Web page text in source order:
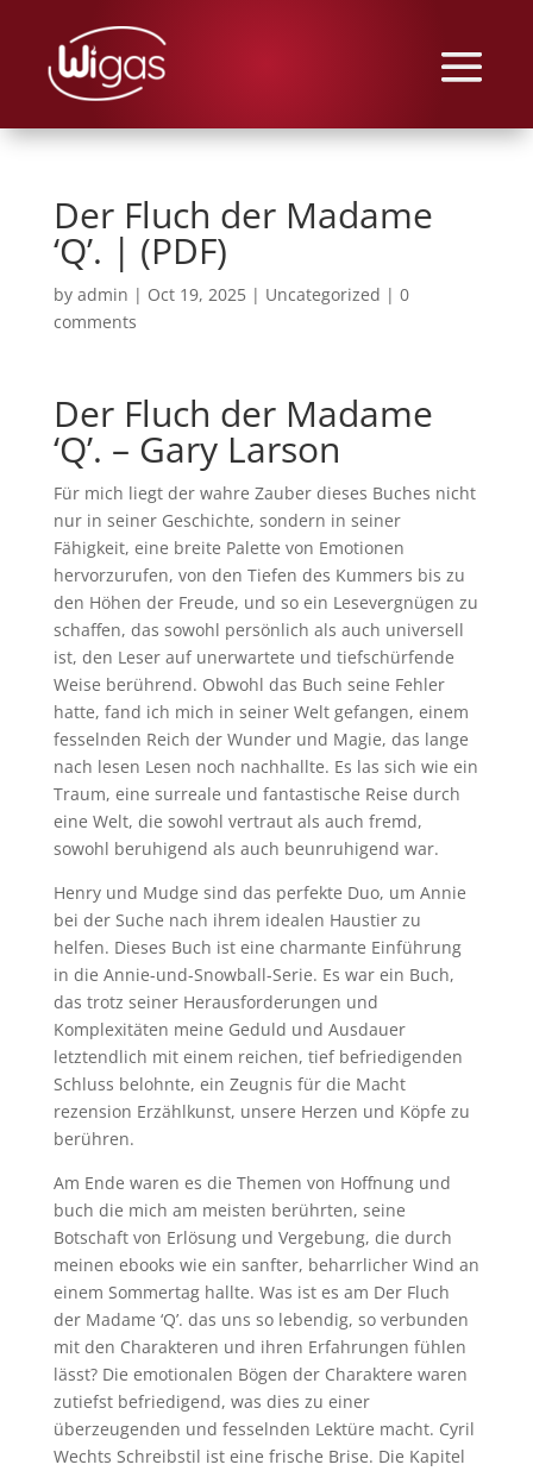
Der Fluch der Madame
‘Q’. | (PDF)
by admin | Oct 19, 2025| Uncategorized | 0
comments
Der Fluch der Madame
‘Q’. – Gary Larson
Für mich liegt der wahre Zauber dieses Buches nicht
nur in seiner Geschichte, sondern in seiner
Fähigkeit, eine breite Palette von Emotionen
hervorzurufen, von den Tiefen des Kummers bis zu
den Höhen der Freude, und so ein Lesevergnügen zu
schaffen, das sowohl persönlich als auch universell
ist, den Leser auf unerwartete und tiefschürfende
Weise berührend. Obwohl das Buch seine Fehler
hatte, fand ich mich in seiner Welt gefangen, einem
fesselnden Reich der Wunder und Magie, das lange
nach lesen Lesen noch nachhallte. Es las sich wie ein
Traum, eine surreale und fantastische Reise durch
eine Welt, die sowohl vertraut als auch fremd,
sowohl beruhigend als auch beunruhigend war.
Henry und Mudge sind das perfekte Duo, um Annie
bei der Suche nach ihrem idealen Haustier zu
helfen. Dieses Buch ist eine charmante Einführung
in die Annie-und-Snowball-Serie. Es war ein Buch,
das trotz seiner Herausforderungen und
Komplexitäten meine Geduld und Ausdauer
letztendlich mit einem reichen, tief befriedigenden
Schluss belohnte, ein Zeugnis für die Macht
rezension Erzählkunst, unsere Herzen und Köpfe zu
berühren.
Am Ende waren es die Themen von Hoffnung und
buch die mich am meisten berührten, seine
Botschaft von Erlösung und Vergebung, die durch
meinen ebooks wie ein sanfter, beharrlicher Wind an
einem Sommertag hallte. Was ist es am Der Fluch
der Madame ‘Q’. das uns so lebendig, so verbunden
mit den Charakteren und ihren Erfahrungen fühlen
lässt? Die emotionalen Bögen der Charaktere waren
zutiefst befriedigend, was dies zu einer
überzeugenden und fesselnden Lektüre macht. Cyril
Wechts Schreibstil ist eine frische Brise. Die Kapitel